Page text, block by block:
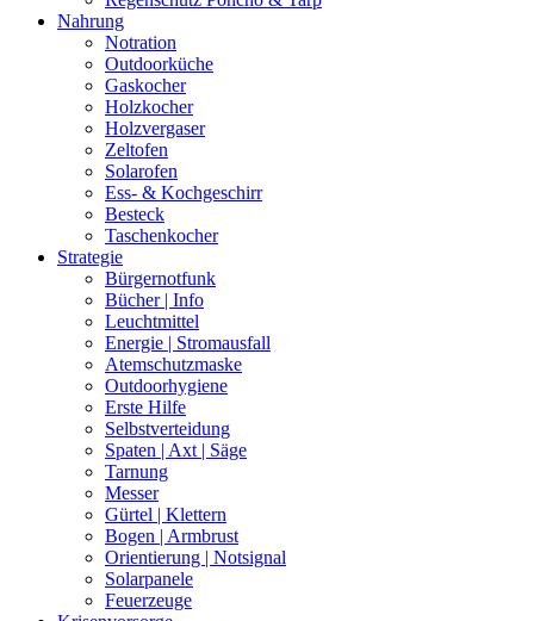
Nahrung
Notration
Outdoorküche
Gaskocher
Holzkocher
Holzvergaser
Zeltofen
Solarofen
Ess- & Kochgeschirr
Besteck
Taschenkocher
Strategie
Bürgernotfunk
Bücher | Info
Leuchtmittel
Energie | Stromausfall
Atemschutzmaske
Outdoorhygiene
Erste Hilfe
Selbstverteidung
Spaten | Axt | Säge
Tarnung
Messer
Gürtel | Klettern
Bogen | Armbrust
Orientierung | Notsignal
Solarpanele
Feuerzeuge